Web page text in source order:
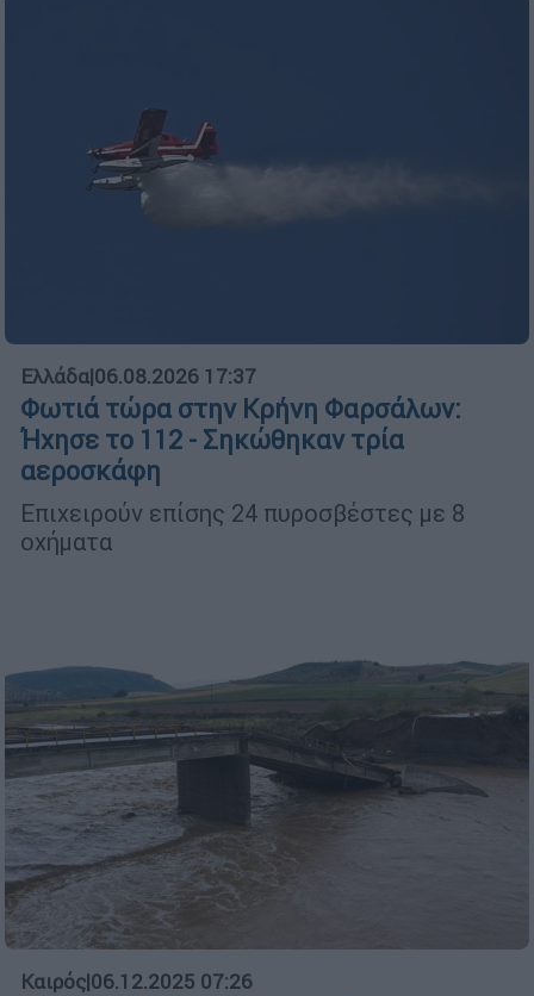
Ελλάδα|06.08.2026 17:37
Φωτιά τώρα στην Κρήνη Φαρσάλων:
Ήχησε το 112 - Σηκώθηκαν τρία
αεροσκάφη
Επιχειρούν επίσης 24 πυροσβέστες με 8
οχήματα
Καιρός|06.12.2025 07:26